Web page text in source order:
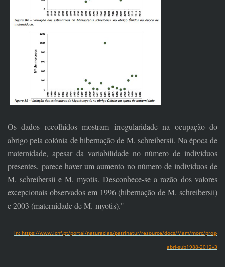
Os dados recolhidos mostram irregularidade na ocupação do
abrigo pela colónia de hibernação de M. schreibersii. Na época de
maternidade, apesar da variabilidade no número de indivíduos
presentes, parece haver um aumento no número de indivíduos de
M. schreibersii e M. myotis. Desconhece-se a razão dos valores
excepcionais observados em 1996 (hibernação de M. schreibersii)
e 2003 (maternidade de M. myotis)."
in: https://www.icnf.pt/portal/naturaclas/patrinatur/resource/docs/Mam/morc/prog-
abri-sub1988-2012v3